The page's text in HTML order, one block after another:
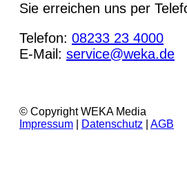
Sie erreichen uns per
Telefon: 08233 23 4000
E-Mail: service@weka.de
© Copyright WEKA Media
Impressum
Datenschutz AGB